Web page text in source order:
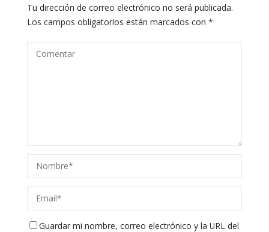
Tu dirección de correo electrónico no será publicada.
Los campos obligatorios están marcados con *
Guardar mi nombre, correo electrónico y la URL del